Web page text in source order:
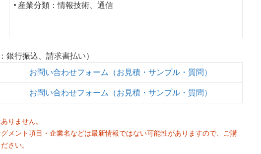
• 産業分類：情報技術、通信
行振込、請求書払い）
お問い合わせフォーム（お見積・サンプル・質問）
お問い合わせフォーム（お見積・サンプル・質問）
りません。
メント項目・企業名などは最新情報ではない可能性がありますので、ご購
さい。